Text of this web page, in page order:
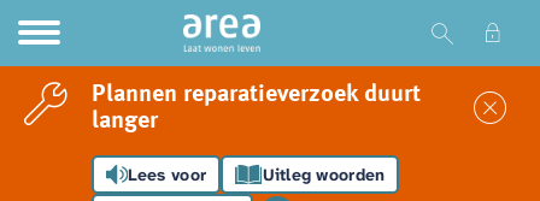
Naar hoofdinhoud
Naar hoofdnavigatiemenu
Naar de homepage
Ga naar Hoofd
Plannen reparatieverzoek duurt
langer
Lees voor
Uitleg woorden